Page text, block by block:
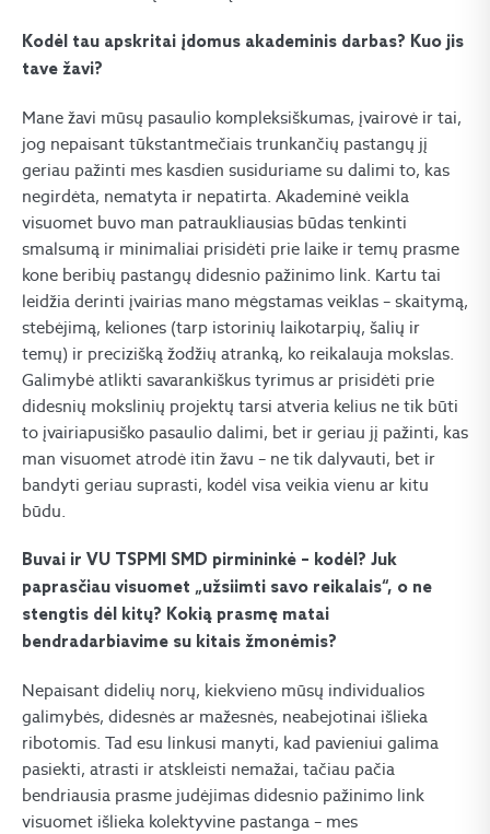
Kodėl tau apskritai įdomus akademinis darbas? Kuo jis
tave žavi?
Mane žavi mūsų pasaulio kompleksiškumas, įvairovė ir tai,
jog nepaisant tūkstantmečiais trunkančių pastangų jį
geriau pažinti mes kasdien susiduriame su dalimi to, kas
negirdėta, nematyta ir nepatirta. Akademinė veikla
visuomet buvo man patraukliausias būdas tenkinti
smalsumą ir minimaliai prisidėti prie laike ir temų prasme
kone beribių pastangų didesnio pažinimo link. Kartu tai
leidžia derinti įvairias mano mėgstamas veiklas – skaitymą,
stebėjimą, keliones (tarp istorinių laikotarpių, šalių ir
temų) ir precizišką žodžių atranką, ko reikalauja mokslas.
Galimybė atlikti savarankiškus tyrimus ar prisidėti prie
didesnių mokslinių projektų tarsi atveria kelius ne tik būti
to įvairiapusiško pasaulio dalimi, bet ir geriau jį pažinti, kas
man visuomet atrodė itin žavu – ne tik dalyvauti, bet ir
bandyti geriau suprasti, kodėl visa veikia vienu ar kitu
būdu.
Buvai ir VU TSPMI SMD pirmininkė – kodėl? Juk
paprasčiau visuomet „užsiimti savo reikalais“, o ne
stengtis dėl kitų? Kokią prasmę matai
bendradarbiavime su kitais žmonėmis?
Nepaisant didelių norų, kiekvieno mūsų individualios
galimybės, didesnės ar mažesnės, neabejotinai išlieka
ribotomis. Tad esu linkusi manyti, kad pavieniui galima
pasiekti, atrasti ir atskleisti nemažai, tačiau pačia
bendriausia prasme judėjimas didesnio pažinimo link
visuomet išlieka kolektyvine pastanga – mes